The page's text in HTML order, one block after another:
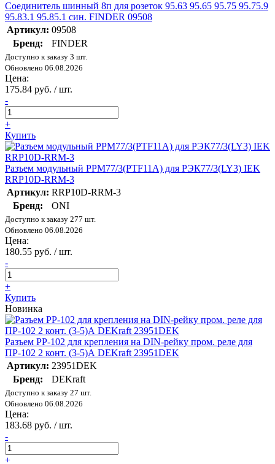
Соединитель шинный 8п для розеток 95.63 95.65 95.75 95.75.9
95.83.1 95.85.1 син. FINDER 09508
Артикул: 09508
Бренд:
FINDER
Доступно к заказу 3 шт.
Обновлено 06.08.2026
Цена:
175.84 руб. / шт.
-
+
Купить
Разъем модульный РРМ77/3(PTF11A) для РЭК77/3(LY3) IEK
RRP10D-RRM-3
Артикул: RRP10D-RRM-3
Бренд:
ONI
Доступно к заказу 277 шт.
Обновлено 06.08.2026
Цена:
180.55 руб. / шт.
-
+
Купить
Новинка
Разъем РР-102 для крепления на DIN-рейку пром. реле для
ПР-102 2 конт. (3-5)А DEKraft 23951DEK
Артикул: 23951DEK
Бренд:
DEKraft
Доступно к заказу 27 шт.
Обновлено 06.08.2026
Цена:
183.68 руб. / шт.
-
+